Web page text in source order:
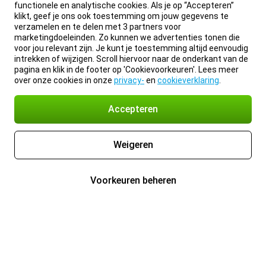
functionele en analytische cookies. Als je op “Accepteren”
klikt, geef je ons ook toestemming om jouw gegevens te
verzamelen en te delen met 3 partners voor
marketingdoeleinden. Zo kunnen we advertenties tonen die
voor jou relevant zijn. Je kunt je toestemming altijd eenvoudig
intrekken of wijzigen. Scroll hiervoor naar de onderkant van de
pagina en klik in de footer op 'Cookievoorkeuren'. Lees meer
over onze cookies in onze privacy- en cookieverklaring
Accepteren
Weigeren
Voorkeuren beheren